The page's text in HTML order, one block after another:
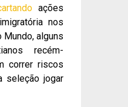
ações
nos
Mundo, alguns
recém-
correr riscos
seleção jogar